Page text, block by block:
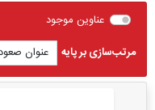
عناوین موجود
مرتب‌سازی بر پایه